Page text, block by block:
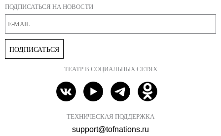
ПОДПИСАТЬСЯ НА НОВОСТИ
ПОДПИСАТЬСЯ
ТЕАТР В СОЦИАЛЬНЫХ СЕТЯХ
ТЕХНИЧЕСКАЯ ПОДДЕРЖКА
support@tofnations.ru